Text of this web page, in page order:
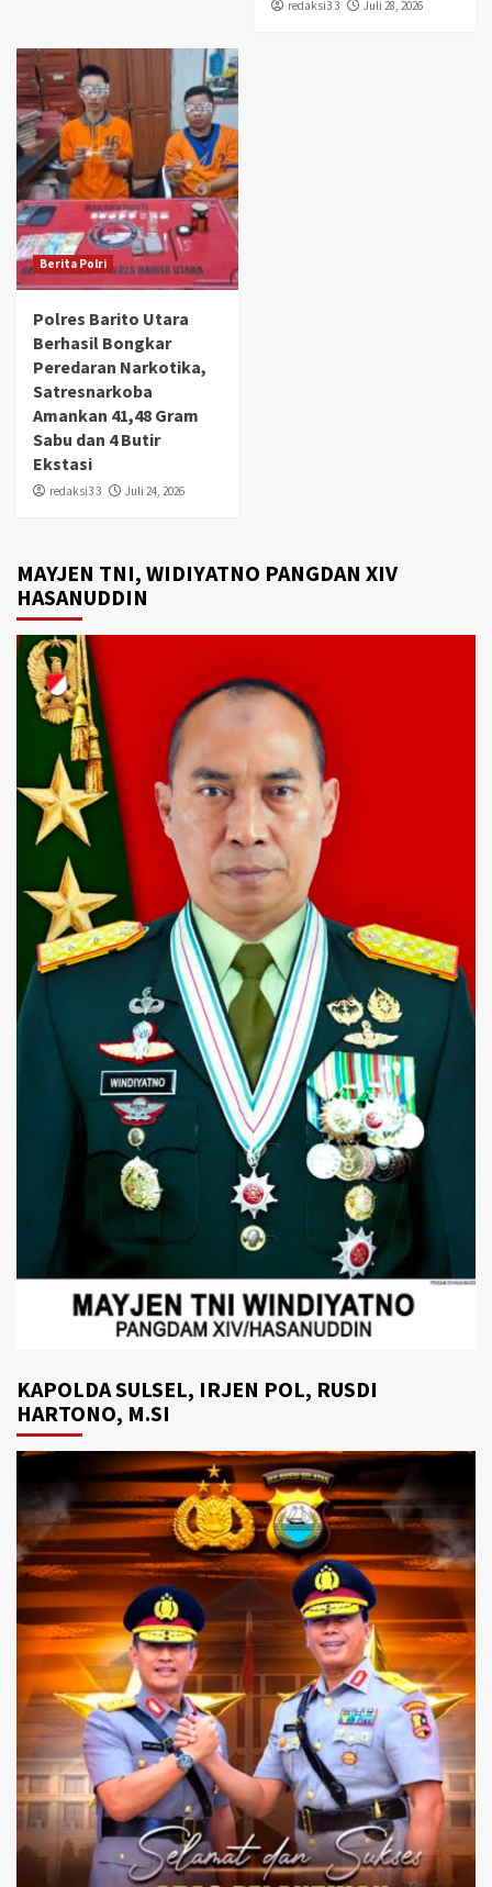
redaksi3 3 Juli 28, 2026
Berita Polri
Polres Barito Utara
Berhasil Bongkar
Peredaran Narkotika,
Satresnarkoba
Amankan 41,48 Gram
Sabu dan 4 Butir
Ekstasi
redaksi3 3 Juli 24, 2026
MAYJEN TNI, WIDIYATNO PANGDAN XIV
HASANUDDIN
KAPOLDA SULSEL, IRJEN POL, RUSDI
HARTONO, M.SI